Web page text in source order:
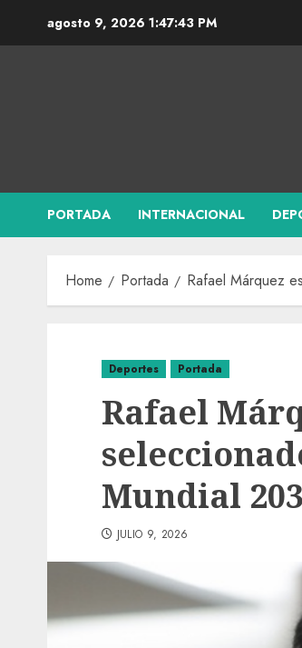
agosto 9, 2026 1:47:44 PM
PORTADA INTERNACIONAL
Home Portada Rafael Márquez
Deportes Portada
Rafael
Mundial
JULIO 9, 2026